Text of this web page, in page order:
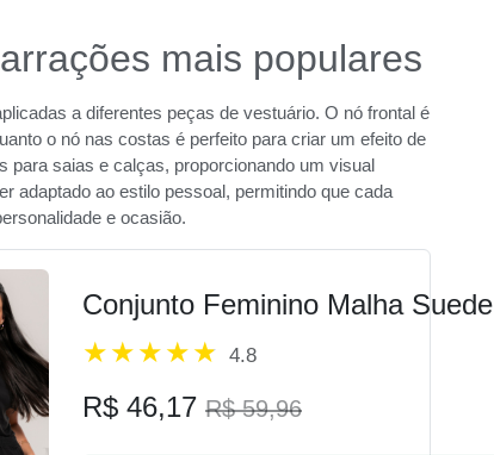
mais populares
a diferentes peças de vestuário. O nó frontal é
o nó nas costas é perfeito para criar um efeito de
para saias e calças, proporcionando um visual
adaptado ao estilo pessoal, permitindo que cada
e ocasião.
Conjunto Feminino Malha Suede
4.8
R$ 46,17 R$ 59,96